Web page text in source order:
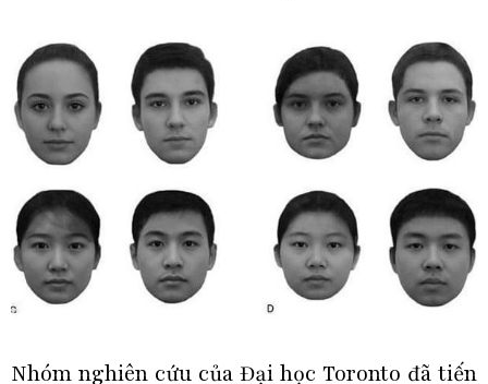
Nhóm nghiên cứu của Đại học Toronto đã tiến